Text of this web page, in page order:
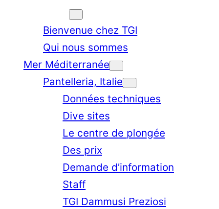
Bienvenue chez TGI
Qui nous sommes
Mer Méditerranée
Pantelleria, Italie
Données techniques
Dive sites
Le centre de plongée
Des prix
Demande d’information
Staff
TGI Dammusi Preziosi